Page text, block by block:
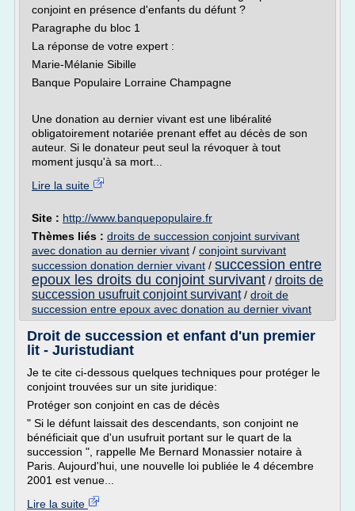
conjoint en présence d'enfants du défunt ?
Paragraphe du bloc 1
La réponse de votre expert :
Marie-Mélanie Sibille
Banque Populaire Lorraine Champagne
Une donation au dernier vivant est une libéralité
obligatoirement notariée prenant effet au décès de son
auteur. Si le donateur peut seul la révoquer à tout
moment jusqu'à sa mort...
Lire la suite
Site : http://www.banquepopulaire.fr
Thèmes liés : droits de succession conjoint survivant
avec donation au dernier vivant / conjoint survivant
succession donation dernier vivant / succession entre
epoux les droits du conjoint survivant / droits de
succession usufruit conjoint survivant/ droit de
succession entre epoux avec donation au dernier vivant
Droit de succession et enfant d'un premier
lit - Juristudiant
Je te cite ci-dessous quelques techniques pour protéger le
conjoint trouvées sur un site juridique:
Protéger son conjoint en cas de décès
" Si le défunt laissait des descendants, son conjoint ne
bénéficiait que d'un usufruit portant sur le quart de la
succession ", rappelle Me Bernard Monassier notaire à
Paris. Aujourd'hui, une nouvelle loi publiée le 4 décembre
2001 est venue...
Lire la suite